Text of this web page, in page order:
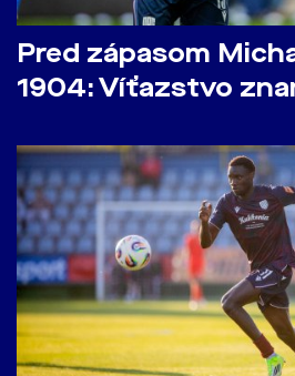
Pred zápasom
1904: Víťazstvo